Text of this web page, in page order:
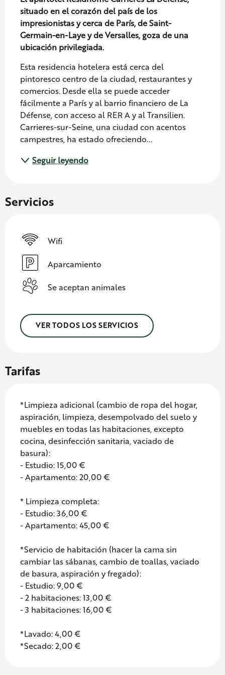
situado en el corazón del país de los
impresionistas y cerca de París, de Saint-
Germain-en-Laye y de Versalles, goza de una
ubicación privilegiada.
Esta residencia hotelera está cerca del
pintoresco centro de la ciudad, restaurantes y
comercios. Desde ella se puede acceder
fácilmente a París y al barrio financiero de La
Défense, con acceso al RER A y al Transilien.
Carrieres-sur-Seine, una ciudad con acentos
campestres, ha estado ofreciendo...
Seguir leyendo
Servicios
Wifi
Aparcamiento
Se aceptan animales
VER TODOS LOS SERVICIOS
Tarifas
*Limpieza adicional (cambio de ropa del hogar,
aspiración, limpieza, desempolvado del suelo y
muebles en todas las habitaciones, excepto
cocina, desinfección sanitaria, vaciado de
basura):
- Estudio: 15,00 €
- Apartamento: 20,00 €
* Limpieza completa:
- Estudio: 36,00 €
- Apartamento: 45,00 €
*Servicio de habitación (hacer la cama sin
cambiar las sábanas, cambio de toallas, vaciado
de basura, aspiración y fregado):
- Estudio: 9,00 €
- 2 habitaciones: 13,00 €
- 3 habitaciones: 16,00 €
*Lavado: 4,00 €
*Secado: 2,00 €